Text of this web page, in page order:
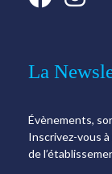
La
Évènements,
Inscrivez-vous
de